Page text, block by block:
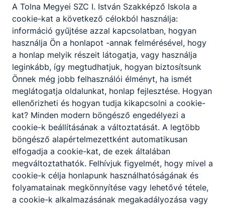
Helló nyár! - Új Diákmagazin szám
Tanév végéhez érve mindig kellemes dolog felidézni az
elmúlt félévben átélt örömöket, sikereket, élményeket.
2026. jún. 14. Intézmény
A Tolna Megyei SZC I. István Szakképző Iskola a
cookie-kat a következő célokból használja:
információ gyűjtése azzal kapcsolatban, hogyan
használja Ön a honlapot -annak felmérésével, hogy
a honlap melyik részeit látogatja, vagy használja
leginkább, így megtudhatjuk, hogyan biztosítsunk
Önnek még jobb felhasználói élményt, ha ismét
meglátogatja oldalunkat, honlap fejlesztése. Hogyan
ellenőrizheti és hogyan tudja kikapcsolni a cookie-
kat? Minden modern böngésző engedélyezi a
cookie-k beállításának a változtatását. A legtöbb
böngésző alapértelmezettként automatikusan
elfogadja a cookie-kat, de ezek általában
megváltoztathatók. Felhívjuk figyelmét, hogy mivel a
cookie-k célja honlapunk használhatóságának és
folyamatainak megkönnyítése vagy lehetővé tétele,
a cookie-k alkalmazásának megakadályozása vagy